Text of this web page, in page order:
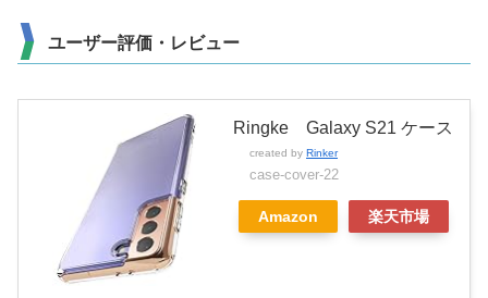
ユーザー評価・レビュー
Ringke Galaxy S21 ケース
created by Rinker
case-cover-22
Amazon 楽天市場